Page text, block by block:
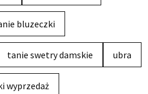
bluzeczki
tanie swetry damskie ubra
wyprzedaż